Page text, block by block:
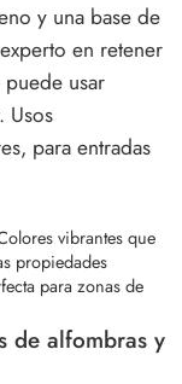
y una base de
en retener
usar
Usos
para entradas
vibrantes que
propiedades
para zonas de
de alfombras y